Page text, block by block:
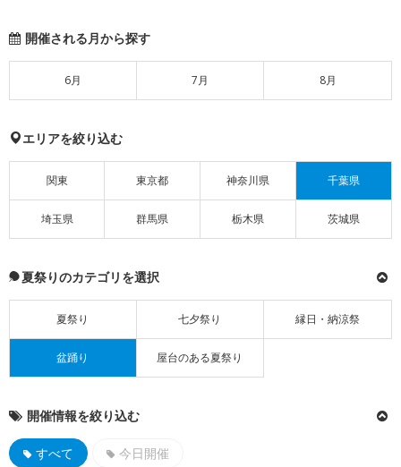
開催される月から探す
6月 7月 8月
エリアを絞り込む
関東 東京都 神奈川県 千葉県
埼玉県 群馬県 栃木県 茨城県
夏祭りのカテゴリを選択
夏祭り 七夕祭り 縁日・納涼祭
盆踊り 屋台のある夏祭り
開催情報を絞り込む
すべて 今日開催